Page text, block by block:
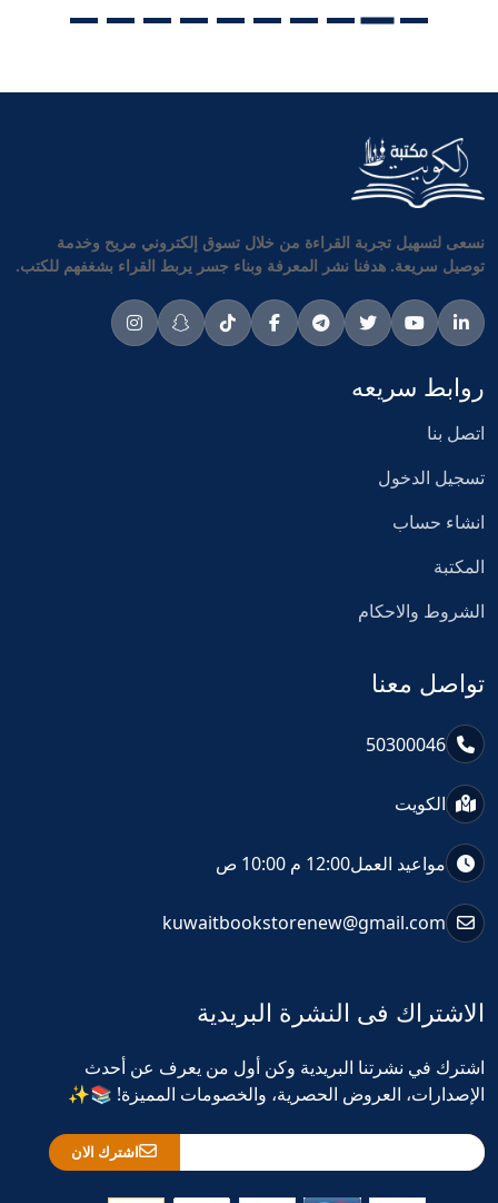
نسعى لتسهيل تجربة القراءة من خلال تسوق إلكتروني مريح وخدمة
توصيل سريعة. هدفنا نشر المعرفة وبناء جسر يربط القراء بشغفهم للكتب.
روابط سريعه
اتصل بنا
تسجيل الدخول
انشاء حساب
المكتبة
الشروط والاحكام
تواصل معنا
50300046
الكويت
مواعيد العمل12:00 م 10:00 ص
kuwaitbookstorenew@gmail.com
الاشتراك فى النشرة البريدية
اشترك في نشرتنا البريدية وكن أول من يعرف عن أحدث
الإصدارات، العروض الحصرية، والخصومات المميزة! 📚✨
اشترك الان